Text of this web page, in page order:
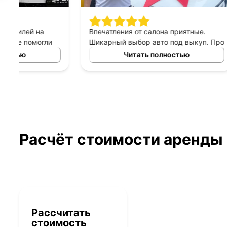
Впечатления от салона приятные.
Шикарный выбор авто под выкуп. Про
персонал могу сказать только
хорошее, приятны в общении,
терпеливые, помогают сделать
Читать полностью
Спасибо
подход к
выборе
выкуп,
который
Расчёт стоимости аренды
Рассчитать
стоимость